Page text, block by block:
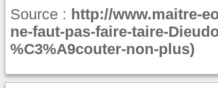
Source : http://www.maitre-
ne-faut-pas-faire-taire-
%C3%A9couter-non-plus)